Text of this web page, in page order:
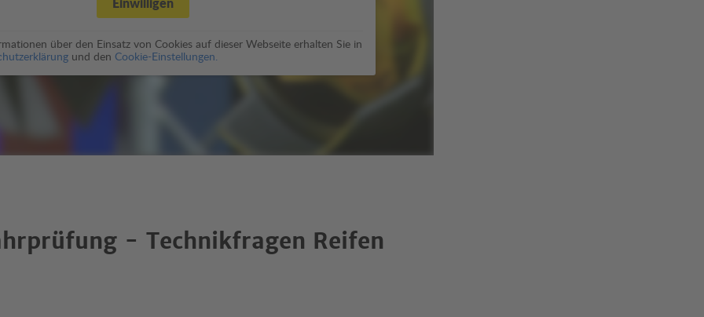
über den Einsatz von Cookies auf dieser Webseite erhalten Sie in
und den Cookie-Einstellungen.
- Technikfragen Reifen